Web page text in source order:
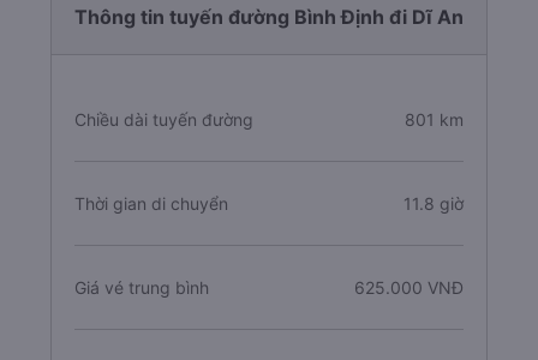
Thông tin tuyến đường Bình Định đi Dĩ An
Chiều dài tuyến đường 801 km
Thời gian di chuyển 11.8 giờ
Giá vé trung bình 625.000 VNĐ